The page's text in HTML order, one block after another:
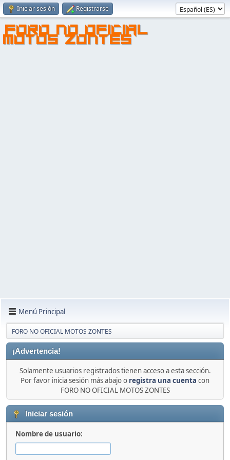
Iniciar sesión Registrarse
FORO NO OFICIAL
MOTOS ZONTES
Menú Principal
FORO NO OFICIAL MOTOS ZONTES
¡Advertencia!
Solamente usuarios registrados tienen acceso a esta sección.
Por favor inicia sesión más abajo o registra una cuenta con
FORO NO OFICIAL MOTOS ZONTES
Iniciar sesión
Nombre de usuario: